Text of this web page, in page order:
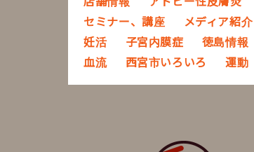
セミナー、講座
メディア紹介
妊活
子宮内膜症 徳島情報
血流
西宮市いろいろ 運動